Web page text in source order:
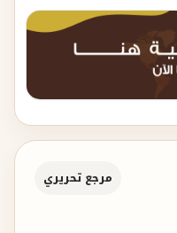
مرجع تحريري